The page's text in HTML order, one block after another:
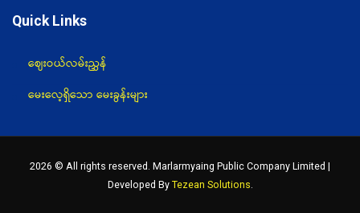
Quick Links
ဈေးဝယ်လမ်းညွှန်
မေးလေ့ရှိသော မေးခွန်းများ
2026 © All rights reserved. Marlarmyaing Public Company Limited |
Developed By Tezean Solutions.